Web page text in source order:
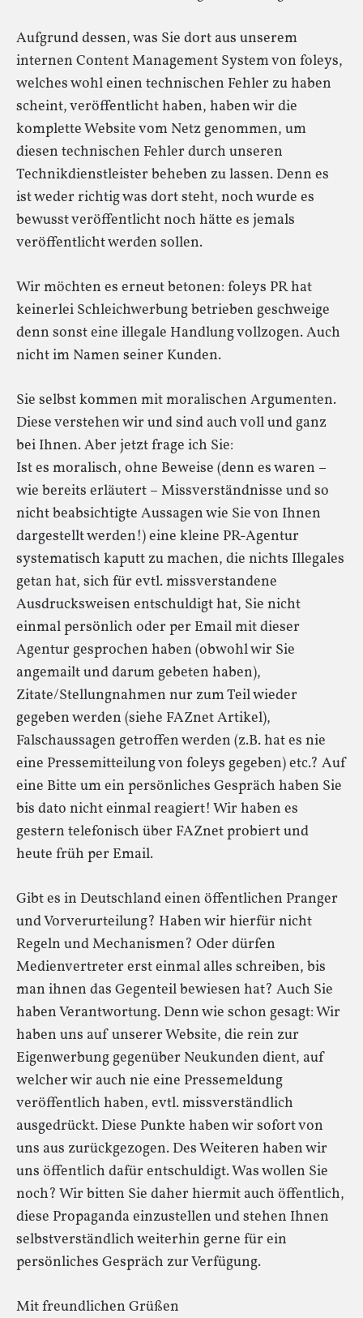
Aufgrund dessen, was Sie dort aus unserem
internen Content Management System von foleys,
welches wohl einen technischen Fehler zu haben
scheint, veröffentlicht haben, haben wir die
komplette Website vom Netz genommen, um
diesen technischen Fehler durch unseren
Technikdienstleister beheben zu lassen. Denn es
ist weder richtig was dort steht, noch wurde es
bewusst veröffentlicht noch hätte es jemals
veröffentlicht werden sollen.
Wir möchten es erneut betonen: foleys PR hat
keinerlei Schleichwerbung betrieben geschweige
denn sonst eine illegale Handlung vollzogen. Auch
nicht im Namen seiner Kunden.
Sie selbst kommen mit moralischen Argumenten.
Diese verstehen wir und sind auch voll und ganz
bei Ihnen. Aber jetzt frage ich Sie:
Ist es moralisch, ohne Beweise (denn es waren –
wie bereits erläutert – Missverständnisse und so
nicht beabsichtigte Aussagen wie Sie von Ihnen
dargestellt werden!) eine kleine PR-Agentur
systematisch kaputt zu machen, die nichts Illegales
getan hat, sich für evtl. missverstandene
Ausdrucksweisen entschuldigt hat, Sie nicht
einmal persönlich oder per Email mit dieser
Agentur gesprochen haben (obwohl wir Sie
angemailt und darum gebeten haben),
Zitate/Stellungnahmen nur zum Teil wieder
gegeben werden (siehe FAZnet Artikel),
Falschaussagen getroffen werden (z.B. hat es nie
eine Pressemitteilung von foleys gegeben) etc.? Auf
eine Bitte um ein persönliches Gespräch haben Sie
bis dato nicht einmal reagiert! Wir haben es
gestern telefonisch über FAZnet probiert und
heute früh per Email.
Gibt es in Deutschland einen öffentlichen Pranger
und Vorverurteilung? Haben wir hierfür nicht
Regeln und Mechanismen? Oder dürfen
Medienvertreter erst einmal alles schreiben, bis
man ihnen das Gegenteil bewiesen hat? Auch Sie
haben Verantwortung. Denn wie schon gesagt: Wir
haben uns auf unserer Website, die rein zur
Eigenwerbung gegenüber Neukunden dient, auf
welcher wir auch nie eine Pressemeldung
veröffentlich haben, evtl. missverständlich
ausgedrückt. Diese Punkte haben wir sofort von
uns aus zurückgezogen. Des Weiteren haben wir
uns öffentlich dafür entschuldigt. Was wollen Sie
noch? Wir bitten Sie daher hiermit auch öffentlich,
diese Propaganda einzustellen und stehen Ihnen
selbstverständlich weiterhin gerne für ein
persönliches Gespräch zur Verfügung.
Mit freundlichen Grüßen